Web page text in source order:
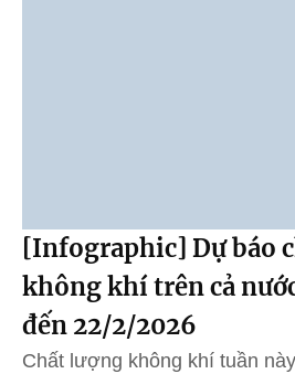
[Infographic] Dự báo
không khí trên cả
đến 22/2/2026
Chất lượng không khí tuần